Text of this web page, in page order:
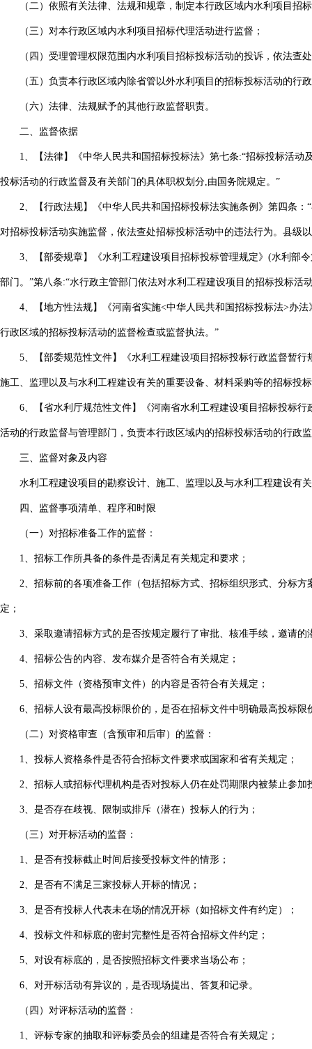
（二）依照有关法律、法规和规章，制定本行政区域内水利项目招
（三）对本行政区域内水利项目招标代理活动进行监督；
（四）受理管理权限范围内水利项目招标投标活动的投诉，依法查
（五）负责本行政区域内除省管以外水利项目的招标投标活动的行
（六）法律、法规赋予的其他行政监督职责。
二、监督依据
1、【法律】《中华人民共和国招标投标法》第七条:“招标投标活
投标活动的行政监督及有关部门的具体职权划分,由国务院
2、【行政法规】《中华人民共和国招标投标法实施条例》第四条
对招标投标活动实施监督，依法查处招标投标活动中的违法行为。县级
3、【部委规章】《水利工程建设项目招标投标管理规定》(水利部
部门。”第八条:“水行政主管部门依法对水利工程建设项目的招标投标活
4、【地方性法规】《河南省实施<中华人民共和国招标投标法>办
行政区域的招标投标活动的监督检查或监督执
5、【部委规范性文件】《水利工程建设项目招标投标行政监督暂
施工、监理以及与水利工程建设有关的重要设备、材料采购等的招标投
6、【省水利厅规范性文件】《河南省水利工程建设项目招标投标
活动的行政监督与管理部门，负责本行政区域内的招标投标活动的行政
三、监督对象及内容
水利工程建设项目的勘察设计、施工、监理以及与水利工程建设有
四、监督事项清单、程序和时限
（一）对招标准备工作的监督：
1、招标工作所具备的条件是否满足有关规定和要求；
2、招标前的各项准备工作（包括招标方式、招标组织形式、分标
定；
3、采取邀请招标方式的是否按规定履行了审批、核准手续，邀请
4、招标公告的内容、发布媒介是否符合有关规定；
5、招标文件（资格预审文件）的内容是否符合有关规定；
6、招标人设有最高投标限价的，是否在招标文件中明确最高投标
（二）对资格审查（含预审和后审）的监督：
1、投标人资格条件是否符合招标文件要求或国家和省有关规定；
2、招标人或招标代理机构是否对投标人仍在处罚期限内被禁止参
3、是否存在歧视、限制或排斥（潜在）投标人的行为；
（三）对开标活动的监督：
1、是否有投标截止时间后接受投标文件的情形；
2、是否有不满足三家投标人开标的情况；
3、是否有投标人代表未在场的情况开标（如招标文件有约定）；
4、投标文件和标底的密封完整性是否符合招标文件约定；
5、对设有标底的，是否按照招标文件要求当场公布；
6、对开标活动有异议的，是否现场提出、答复和记录。
（四）对评标活动的监督：
1、评标专家的抽取和评标委员会的组建是否符合有关规定；